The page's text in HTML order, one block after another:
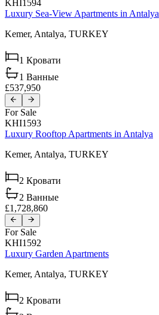
KHI1594
Luxury Sea-View Apartments in Antalya
Kemer, Antalya, TURKEY
1 Кровати
1 Ванные
£537,950
For Sale
KHI1593
Luxury Rooftop Apartments in Antalya
Kemer, Antalya, TURKEY
2 Кровати
2 Ванные
£1,728,860
For Sale
KHI1592
Luxury Garden Apartments
Kemer, Antalya, TURKEY
2 Кровати